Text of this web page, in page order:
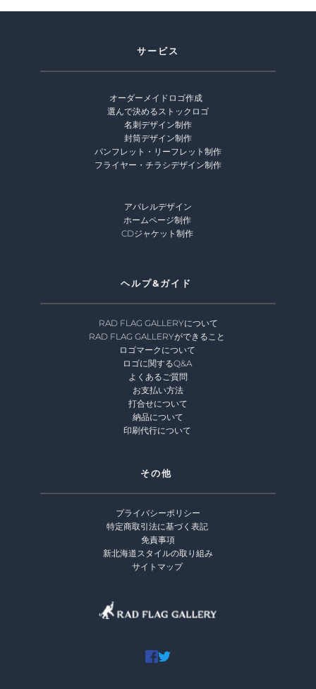
サービス
オーダーメイドロゴ作成
選んで決めるストックロゴ
名刺デザイン制作
封筒デザイン制作
パンフレット・リーフレット制作
フライヤー・チラシデザイン制作
アパレルデザイン
ホームページ制作
CDジャケット制作
ヘルプ&ガイド
RAD FLAG GALLERYについて
RAD FLAG GALLERYができること
ロゴマークについて
ロゴに関するQ&A
よくあるご質問
お支払い方法
打合せについて
納品について
印刷代行について
その他
プライバシーポリシー
特定商取引法に基づく表記
免責事項
新北海道スタイルの取り組み
サイトマップ